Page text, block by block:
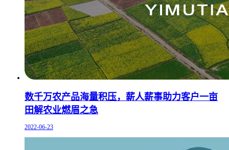
数千万农产品海量积压，薪人薪事助力客户一亩
田解农业燃眉之急
2022-06-23